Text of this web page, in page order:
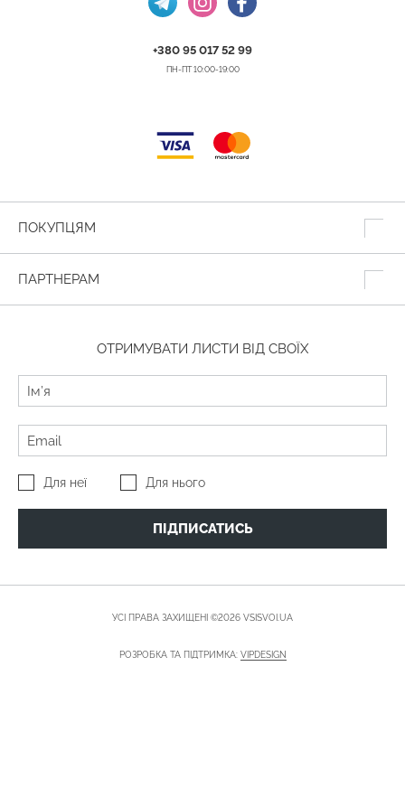
+380 95 017 52 99
ПН-ПТ 10:00-19:00
ПОКУПЦЯМ
ПАРТНЕРАМ
ОТРИМУВАТИ ЛИСТИ ВІД СВОЇХ
Для неї Для нього
ПІДПИСАТИСЬ
УСІ ПРАВА ЗАХИЩЕНІ ©2026 VSISVOI.UA
РОЗРОБКА ТА ПІДТРИМКА: VIPDESIGN